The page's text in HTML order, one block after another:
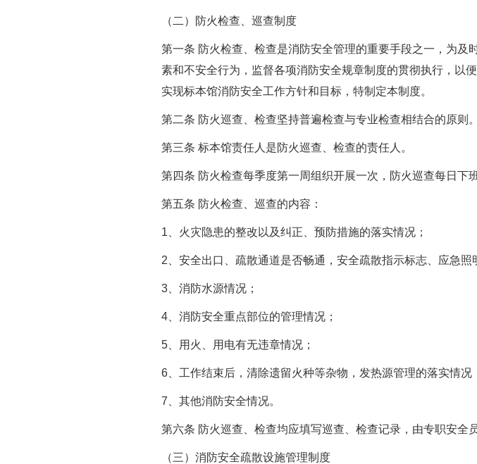
（二）防火检查、巡查制度
第一条 防火检查、检查是消防安全管理的重要手段之一，为及
素和不安全行为，监督各项消防安全规章制度的贯彻执行，以
实现标本馆消防安全工作方针和目标，特制定本制度。
第二条 防火巡查、检查坚持普遍检查与专业检查相结合的原则。
第三条 标本馆责任人是防火巡查、检查的责任人。
第四条 防火检查每季度第一周组织开展一次，防火巡查每日下
第五条 防火检查、巡查的内容：
1 、火灾隐患的整改以及纠正、预防措施的落实情况；
2 、安全出口、疏散通道是否畅通，安全疏散指示标志、应急
3 、消防水源情况；
4 、消防安全重点部位的管理情况；
5 、用火、用电有无违章情况；
6 、工作结束后，清除遗留火种等杂物，发热源管理的落实情况
7 、其他消防安全情况。
第六条 防火巡查、检查均应填写巡查、检查记录，由专职安全
（三）消防安全疏散设施管理制度